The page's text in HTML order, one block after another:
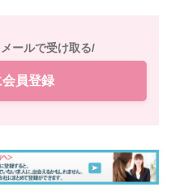
ールで受け取る/
員登録